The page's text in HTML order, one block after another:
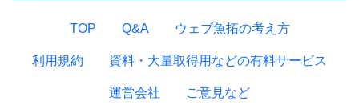
TOP Q&A ウェブ魚拓の考え方
利用規約 資料・大量取得用などの有料サービス
運営会社 ご意見など